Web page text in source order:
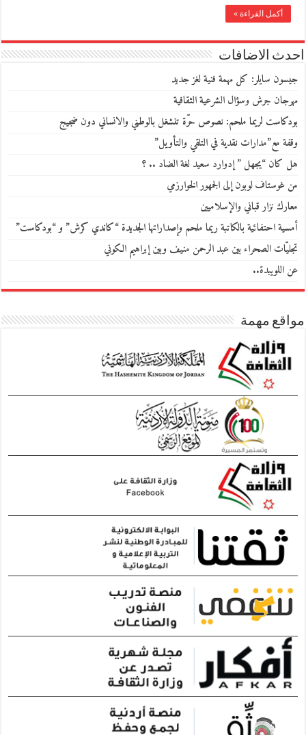
أكمل القراءة »
احدث الاضافات
جيسون سايلر: كل مهمة فنية لغز جديد
مهرجان جرش وسؤال الشرعية الثقافية
بودكاست لريما ملحم: نصوص حرّة تنشغل بالوطني والانساني دون ضجيج
وقفة مع”مدارات نقدية في التلقي والتأويل”
هل كان “يجهل ” إدوارد سعيد لغة الضاد .. ؟
من غوستاف لوبون إلى الجمهور الخوارزمي
معارك نزار قباني والإسلاميين
أمسية احتفائية بالكاتبة ريما ملحم وإصداراتها الجديدة “كاندي كرش” و “بودكاست”
تجليّات الصحراء بين عبد الرحمن منيف وبين إبراهيم الكوني
عن اللويبدة..
مواقع مهمة